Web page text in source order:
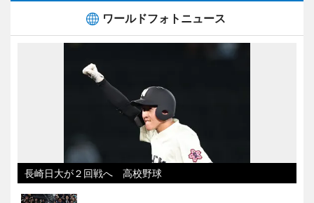
ワールドフォトニュース
長崎日大が２回戦へ 高校野球